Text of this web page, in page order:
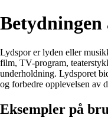
Betydningen
Lydspor er lyden eller
film, TV-program,
underholdning. Lydsporet
og forbedre opplevelsen av
Eksempler på